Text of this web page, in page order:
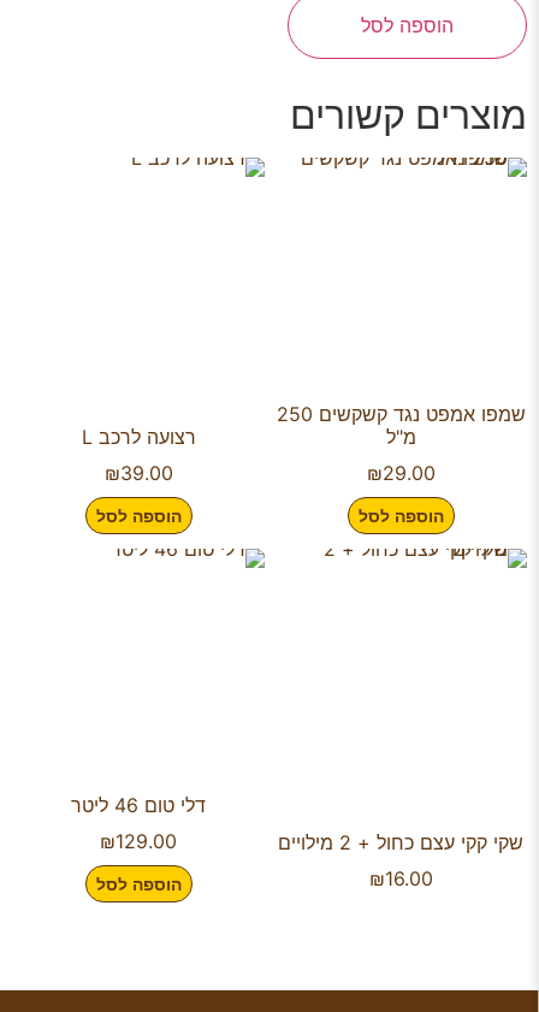
הוספה לסל
מוצרים קשורים
שמפו אמפט נגד קשקשים 250
מ"ל
₪29.00
הוספה לסל
רצועה לרכב L
₪39.00
הוספה לסל
שקי קקי עצם כחול + 2 מילויים
₪16.00
דלי טום 46 ליטר
₪129.00
הוספה לסל